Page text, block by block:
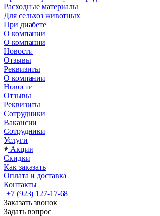
Расходные материалы
Для сельхоз животных
При диабете
О компании
О компании
Новости
Отзывы
Реквизиты
О компании
Новости
Отзывы
Реквизиты
Сотрудники
Вакансии
Сотрудники
Услуги
Акции
Скидки
Как заказать
Оплата и доставка
Контакты
+7 (923) 127-17-68
Заказать звонок
Задать вопрос